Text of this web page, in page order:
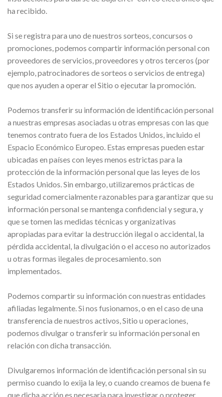
ha recibido.
Si se registra para uno de nuestros sorteos, concursos o
promociones, podemos compartir información personal con
proveedores de servicios, proveedores y otros terceros (por
ejemplo, patrocinadores de sorteos o servicios de entrega)
que nos ayuden a operar el Sitio o ejecutar la promoción.
Podemos transferir su información de identificación personal
a nuestras empresas asociadas u otras empresas con las que
tenemos contrato fuera de los Estados Unidos, incluido el
Espacio Económico Europeo. Estas empresas pueden estar
ubicadas en países con leyes menos estrictas para la
protección de la información personal que las leyes de los
Estados Unidos. Sin embargo, utilizaremos prácticas de
seguridad comercialmente razonables para garantizar que su
información personal se mantenga confidencial y segura, y
que se tomen las medidas técnicas y organizativas
apropiadas para evitar la destrucción ilegal o accidental, la
pérdida accidental, la divulgación o el acceso no autorizados
u otras formas ilegales de procesamiento. son
implementados.
Podemos compartir su información con nuestras entidades
afiliadas legalmente. Si nos fusionamos, o en el caso de una
transferencia de nuestros activos, Sitio u operaciones,
podemos divulgar o transferir su información personal en
relación con dicha transacción.
Divulgaremos información de identificación personal sin su
permiso cuando lo exija la ley, o cuando creamos de buena fe
que dicha acción es necesaria para investigar o proteger